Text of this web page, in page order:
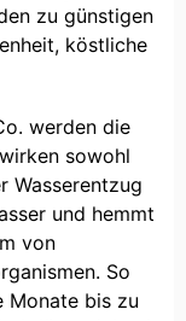
zu günstigen
köstliche
werden die
sowohl
Wasserentzug
und hemmt
von
So
Monate bis zu